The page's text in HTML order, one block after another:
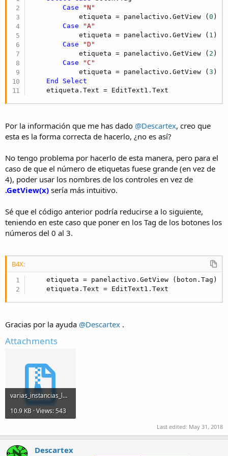
Case
"N"
            etiqueta = panelactivo.GetView (
0 )
Case
"A"
            etiqueta = panelactivo.GetView (
1 )
Case
"D"
            etiqueta = panelactivo.GetView (
2 )
Case
"C"
            etiqueta = panelactivo.GetView (
3 )
End
Select
    etiqueta.Text = EditText1.Text
Por la información que me has dado @Descartex, creo que
esta es la forma correcta de hacerlo, ¿no es así?
No tengo problema por hacerlo de esta manera, pero para el
caso de que el número de etiquetas fuese grande (en vez de
4), poder usar los nombres de los controles en vez de
.GetView(x) sería más intuitivo.
Sé que el código anterior podría reducirse a lo siguiente,
teniendo en este caso que poner en los Tag de los botones los
números del 0 al 3.
B4X:
    etiqueta = panelactivo.GetView (boton.Tag)
    etiqueta.Text = EditText1.Text
Gracias por la ayuda @Descartex .
Attachments
varias_instancias_layout.zip
10.9 KB · Views: 543
Last edited: May 31, 2018
Descartex